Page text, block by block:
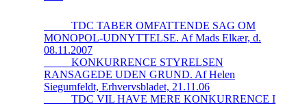
_____TDC TABER OMFATTENDE SAG OM
MONOPOL-UDNYTTELSE. Af Mads Elkær, d.
08.11.2007
_____KONKURRENCE STYRELSEN
RANSAGEDE UDEN GRUND. Af Helen
Siegumfeldt, Erhvervsbladet, 21.11.06
_____TDC VIL HAVE MERE KONKURRENCE I